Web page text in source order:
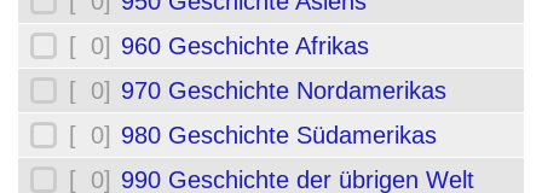
[ 0] 960 Geschichte Afrikas
[ 0] 970 Geschichte Nordamerikas
[ 0] 980 Geschichte Südamerikas
[ 0] 990 Geschichte der übrigen Welt